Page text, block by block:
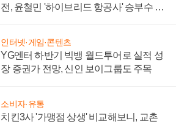
전, 윤철민 '하이브리드 항공사' 승부수 통
인터넷·게임·콘텐츠
YG엔터 하반기 빅뱅 월드투어로 실적 성
장 증권가 전망, 신인 보이그룹도 주목
소비자·유통
치킨3사 '가맹점 상생' 비교해보니, 교촌